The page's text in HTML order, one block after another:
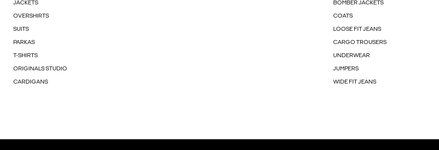
JACKETS BOMBER JACKETS
OVERSHIRTS COATS
SUITS LOOSE FIT JEANS
PARKAS CARGO TROUSERS
T-SHIRTS UNDERWEAR
ORIGINALS STUDIO JUMPERS
CARDIGANS WIDE FIT JEANS